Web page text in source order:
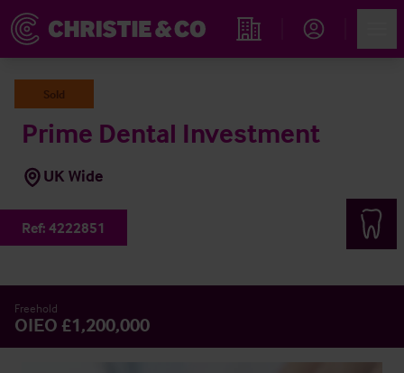
Immobiliensuche
Sold
Prime Dental Investment
UK Wide
Ref: 4222851
Freehold
OIEO £1,200,000